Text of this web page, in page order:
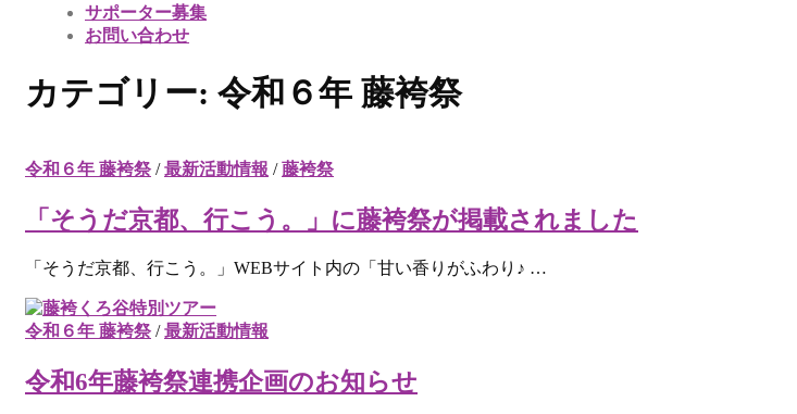
サポーター募集
お問い合わせ
カテゴリー: 令和６年 藤袴祭
令和６年 藤袴祭 /最新活動情報 /藤袴祭
「そうだ京都、行こう。」に藤袴祭が掲載されました
「そうだ京都、行こう。」WEBサイト内の「甘い香りがふわり♪ …
令和６年 藤袴祭 /最新活動情報
令和6年藤袴祭連携企画のお知らせ